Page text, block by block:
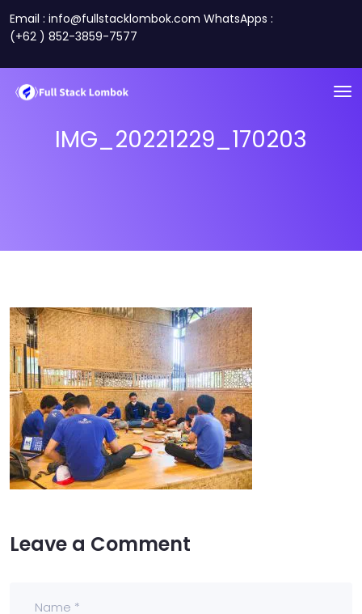
Email : info@fullstacklombok.com WhatsApps :
(+62 ) 852-3859-7577
IMG_20221229_170203
Leave a Comment